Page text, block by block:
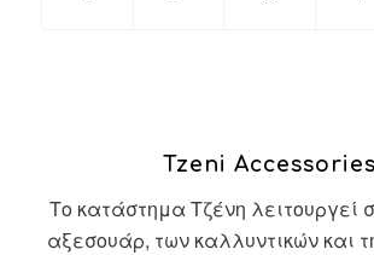
Tzeni Accessories
Το κατάστημα Τζένη λειτουργεί
αξεσουάρ, των καλλυντικών και